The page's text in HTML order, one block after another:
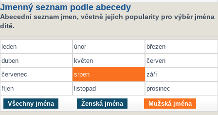
Jmenný seznam podle abecedy
Abecední seznam jmen, včetně jejich popularity pro výběr jména
dítě.
leden únor
březen
duben
květen
červen
červenec
srpen
září
říjen
listopad prosinec
Všechny jména Ženská jména Mužská jména